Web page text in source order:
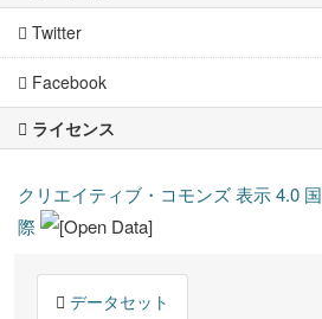
Twitter
Facebook
ライセンス
クリエイティブ・コモンズ 表示 4.0 国
際
データセット